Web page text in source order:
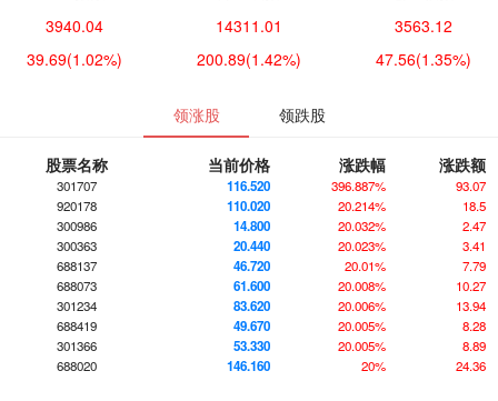
3940.04
39.69(1.02%)
14311.01
200.89(1.42%)
3563.12
47.56(1.35%)
领涨股 领跌股
股票名称 当前价格 涨跌幅 涨跌额
301707 116.520 396.887%
93.07
920178
110.020 20.214%
18.5
300986
14.800 20.032%
2.47
300363
20.440 20.023%
3.41
688137
46.720 20.01%
7.79
688073
61.600 20.008%
10.27
301234
83.620 20.006%
13.94
688419
49.670 20.005%
8.28
301366
53.330 20.005%
8.89
688020
146.160 20% 24.36